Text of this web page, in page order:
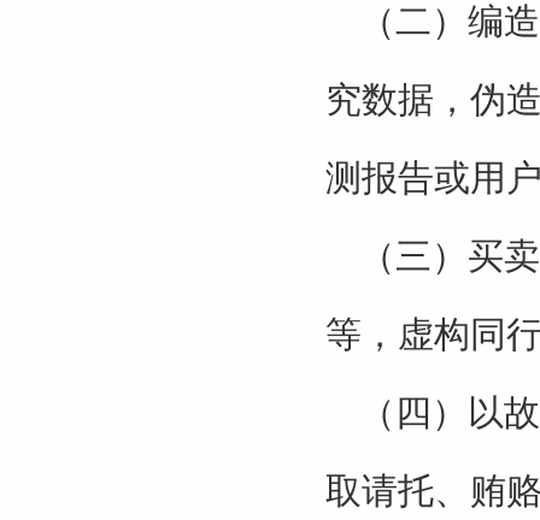
（二）编
究数据，伪
测报告或用
（三）买
等，虚构同
（四）以
取请托、贿